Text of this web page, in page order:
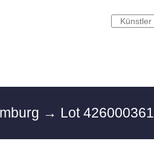
→ Lot 426000361